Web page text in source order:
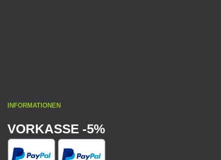
INFORMATIONEN
VORKASSE -5%